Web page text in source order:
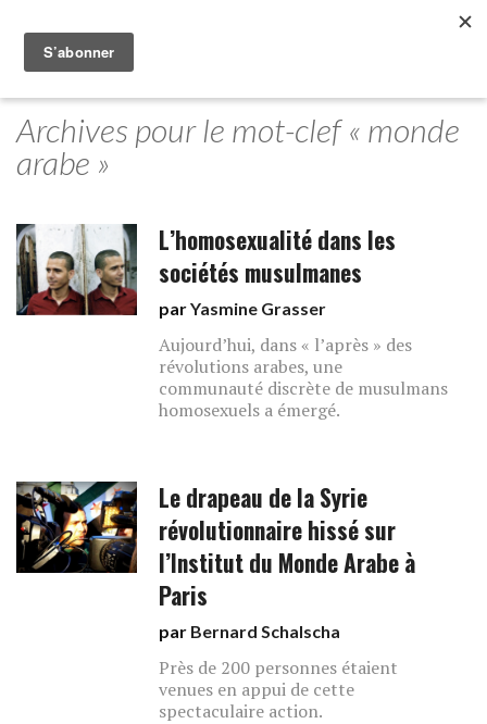
Archives pour le mot-clef « monde
arabe »
L’homosexualité dans les
sociétés musulmanes
parYasmine Grasser
Aujourd’hui, dans « l’après » des
révolutions arabes, une
communauté discrète de musulmans
homosexuels a émergé.
Le drapeau de la Syrie
révolutionnaire hissé sur
l’Institut du Monde Arabe à
Paris
par Bernard Schalscha
Près de 200 personnes étaient
venues en appui de cette
spectaculaire action.